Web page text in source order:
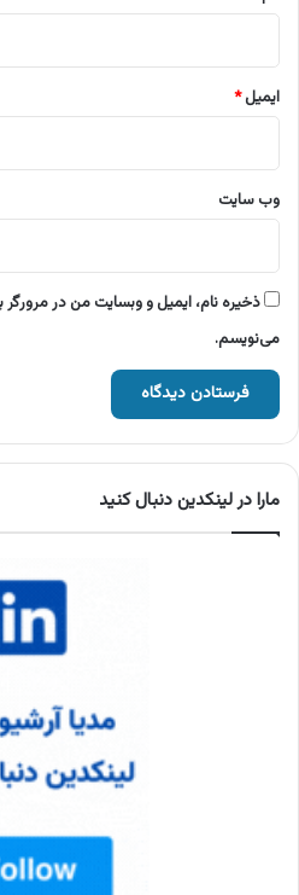
ایمیل*
وب‌ سایت
ذخیره نام، ایمیل و وبسایت من در مرورگر
می‌نویسم.
مارا در لینکدین دنبال کنید